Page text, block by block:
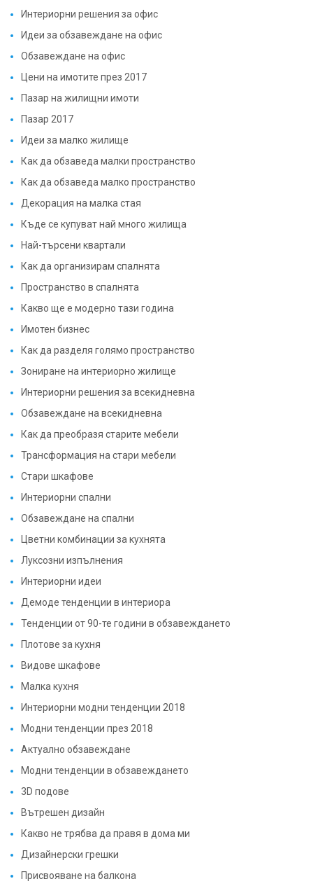
Интериорни решения за офис
Идеи за обзавеждане на офис
Обзавеждане на офис
Цени на имотите през 2017
Пазар на жилищни имоти
Пазар 2017
Идеи за малко жилище
Как да обзаведа малки пространство
Как да обзаведа малко пространство
Декорация на малка стая
Къде се купуват най много жилища
Най-търсени квартали
Как да организирам спалнята
Пространство в спалнята
Какво ще е модерно тази година
Имотен бизнес
Как да разделя голямо пространство
Зониране на интериорно жилище
Интериорни решения за всекидневна
Обзавеждане на всекидневна
Как да преобразя старите мебели
Трансформация на стари мебели
Стари шкафове
Интериорни спални
Обзавеждане на спални
Цветни комбинации за кухнята
Луксозни изпълнения
Интериорни идеи
Демоде тенденции в интериора
Тенденции от 90-те години в обзавеждането
Плотове за кухня
Видове шкафове
Малка кухня
Интериорни модни тенденции 2018
Модни тенденции през 2018
Актуално обзавеждане
Модни тенденции в обзавеждането
3D подове
Вътрешен дизайн
Какво не трябва да правя в дома ми
Дизайнерски грешки
Присвояване на балкона